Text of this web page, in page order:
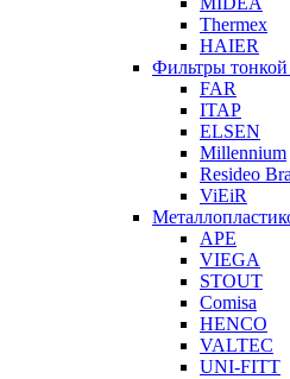
Thermex
HAIER
Фильтры тонкой
FAR
ITAP
ELSEN
Millennium
Resideo
ViEiR
APE
VIEGA
STOUT
Comisa
HENCO
VALTEC
UNI-FITT